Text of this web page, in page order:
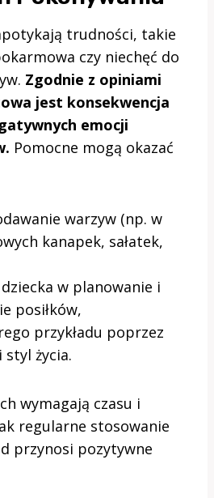
trudności, takie
czy niechęć do
Zgodnie z opiniami
jest konsekwencja
emocji
Pomocne mogą okazać
warzyw (np. w
kanapek, sałatek,
w planowanie i
posiłków,
przykładu poprzez
styl życia.
wymagają czasu i
regularne stosowanie
przynosi pozytywne